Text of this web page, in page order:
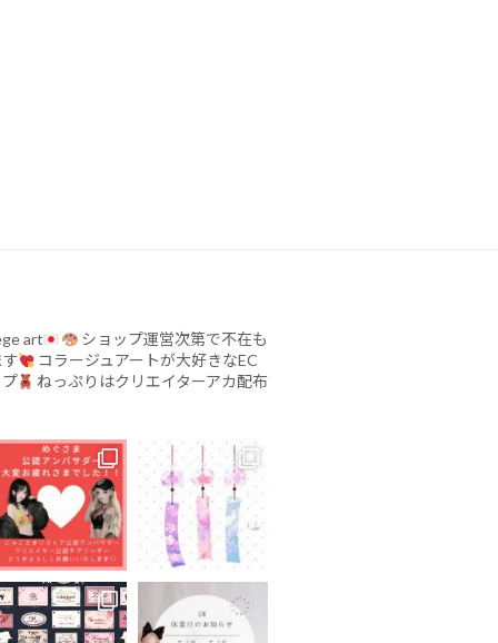
art
ショップ運営次第で不在も
コラージュアートが大好きなEC
ねっぷりはクリエイターアカ配布